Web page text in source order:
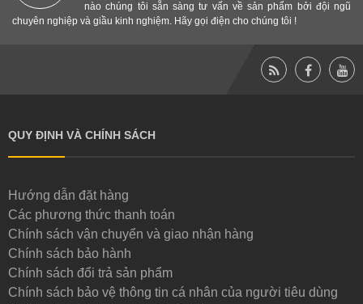
nào chúng tôi sẵn sàng tư vấn về sản phẩm bởi đội ngũ
chuyên nghiệp và giầu kinh nghiệm. Hãy gọi điện cho chúng tôi !
QUY ĐỊNH VÀ CHÍNH SÁCH
Hướng dẫn đặt hàng
Các phương thức thanh toán
Chính sách vận chuyển và giao nhận hàng
Chính sách bảo hành
Chính sách đổi trả sản phẩm
Chính sách bảo vệ thông tin cá nhân của người tiêu dùng